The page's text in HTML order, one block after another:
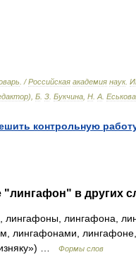
. /Российская академия наук.
), Б З Букчина Н А Еськова
контрольную
"лингафон" в других
лингафона,
лингафонами,
…
Формы слов